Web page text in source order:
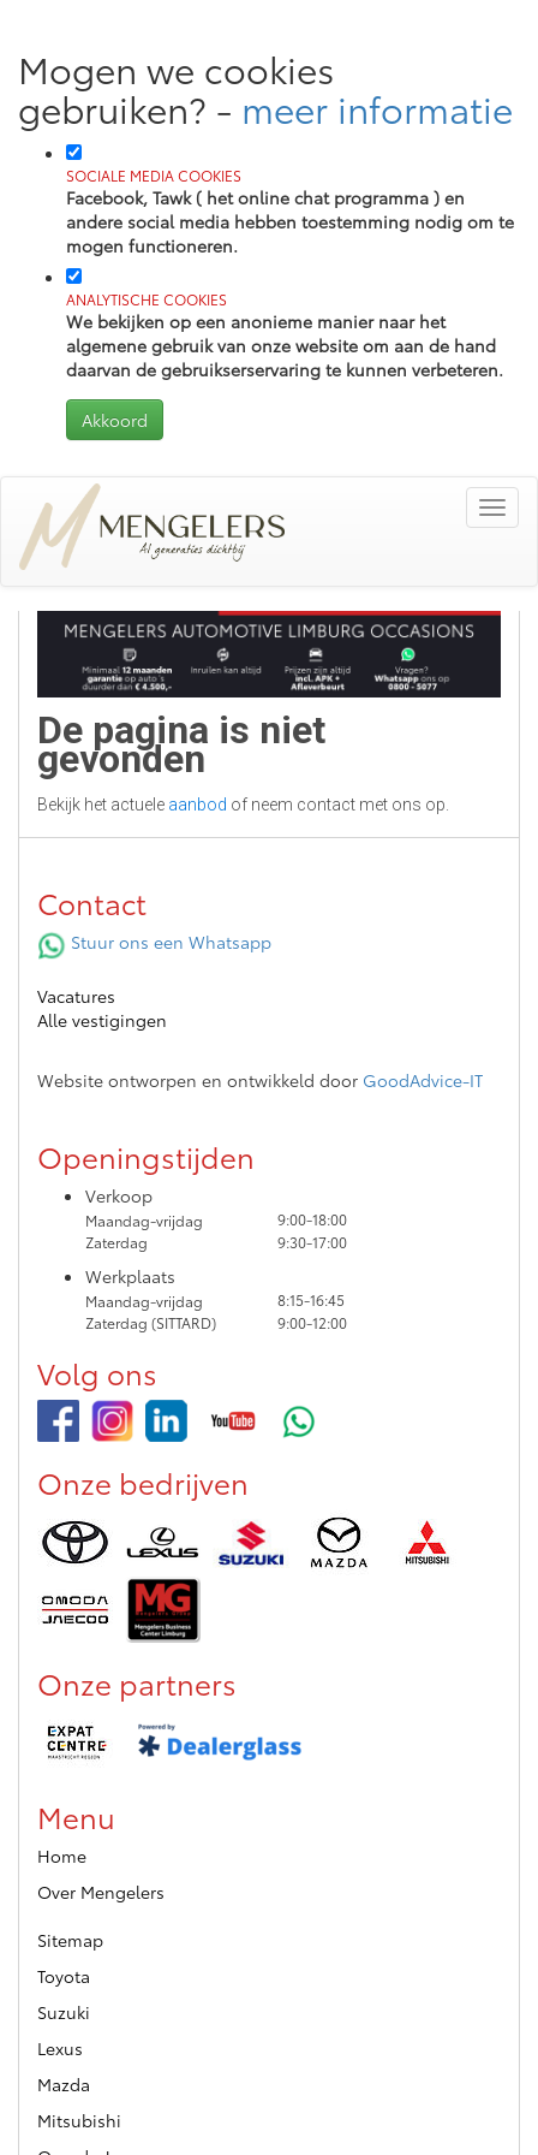
Mogen we cookies
gebruiken? - meer informatie
SOCIALE MEDIA COOKIES
Facebook, Tawk ( het online chat programma ) en
andere social media hebben toestemming nodig om te
mogen functioneren.
ANALYTISCHE COOKIES
We bekijken op een anonieme manier naar het
algemene gebruik van onze website om aan de hand
daarvan de gebruikserservaring te kunnen verbeteren.
De pagina is niet
gevonden
Bekijk het actuele aanbod of neem contact met ons op.
Contact
Stuur ons een Whatsapp
Vacatures
Alle vestigingen
Website ontworpen en ontwikkeld door GoodAdvice-IT
Openingstijden
Verkoop
Maandag-vrijdag
9:00-18:00
Zaterdag
9:30-17:00
Werkplaats
Maandag-vrijdag
8:15-16:45
Zaterdag (SITTARD)
9:00-12:00
Volg ons
Onze bedrijven
Onze partners
Menu
Home
Over Mengelers
Sitemap
Toyota
Suzuki
Lexus
Mazda
Mitsubishi